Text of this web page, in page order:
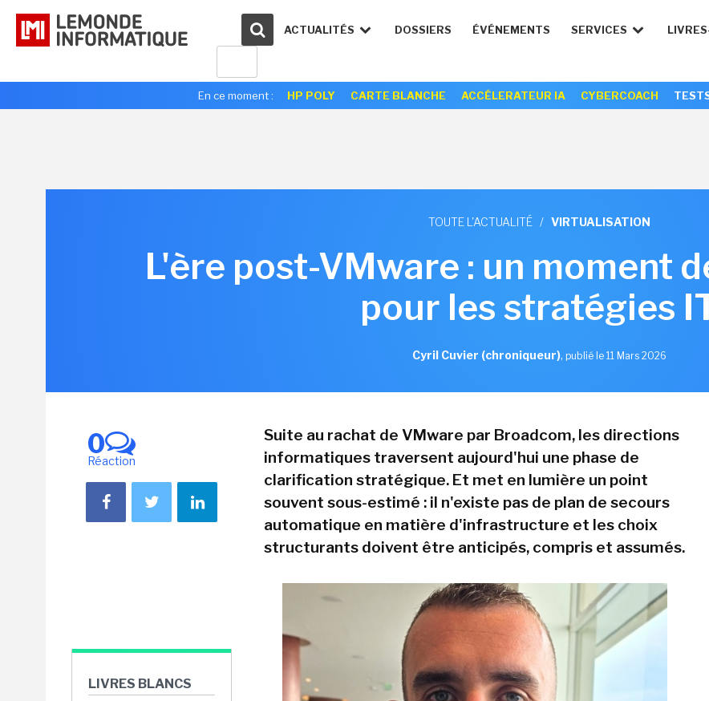
ACTUALITÉS DOSSIERS ÉVÉNEMENTS SERVICES
En ce moment : HP POLY CARTE BLANCHE ACCÉLERATEUR IA CYBERCOACH
TOUTE L'ACTUALITÉ / VIRTUALISATION
L'ère post-VMware : un moment
pour les stratégies
Cyril Cuvier (chroniqueur), publié le 11 Mars 2026
0
Réaction
LIVRES BLANCS
Suite au rachat de VMware par Broadcom, les directions
informatiques traversent aujourd'hui une phase de
clarification stratégique. Et met en lumière un point
souvent sous-estimé : il n'existe pas de plan de secours
automatique en matière d'infrastructure et les choix
structurants doivent être anticipés, compris et assumés.